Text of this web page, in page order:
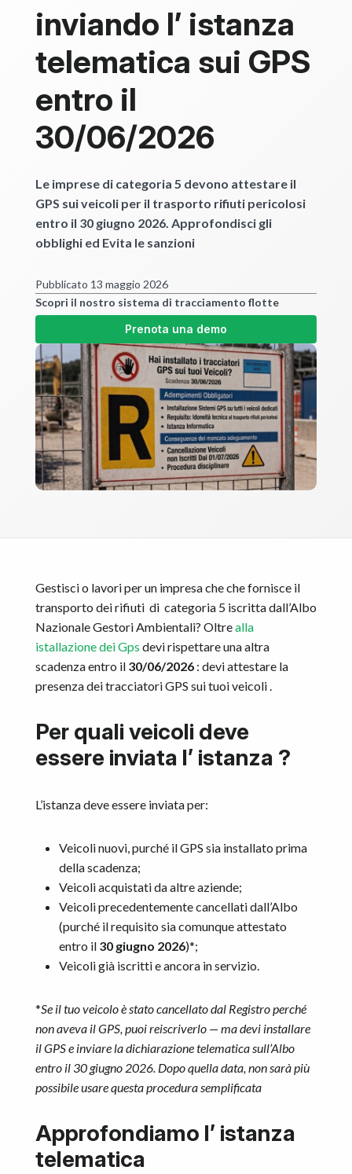
inviando l’ istanza
telematica sui GPS
entro il
30/06/2026
Le imprese di categoria 5 devono attestare il
GPS sui veicoli per il trasporto rifiuti pericolosi
entro il 30 giugno 2026. Approfondisci gli
obblighi ed Evita le sanzioni
Pubblicato 13 maggio 2026
Scopri il nostro sistema di tracciamento flotte
Prenota una demo
Gestisci o lavori per un impresa che che fornisce il
transporto dei rifiuti di categoria 5 iscritta dall’Albo
Nazionale Gestori Ambientali? Oltrealla
istallazione dei Gps devi rispettare una altra
scadenza entro il 30/06/2026 : devi attestare la
presenza dei tracciatori GPS sui tuoi veicoli .
Per quali veicoli deve
essere inviata l’ istanza ?
L’istanza deve essere inviata per:
Veicoli nuovi, purché il GPS sia installato prima
della scadenza;
Veicoli acquistati da altre aziende;
Veicoli precedentemente cancellati dall’Albo
(purché il requisito sia comunque attestato
entro il 30 giugno 2026)*;
Veicoli già iscritti e ancora in servizio.
*Se il tuo veicolo è stato cancellato dal Registro perché
non aveva il GPS, puoi reiscriverlo — ma devi installare
il GPS e inviare la dichiarazione telematica sull’Albo
entro il 30 giugno 2026. Dopo quella data, non sarà più
possibile usare questa procedura semplificata
Approfondiamo l’ istanza
telematica